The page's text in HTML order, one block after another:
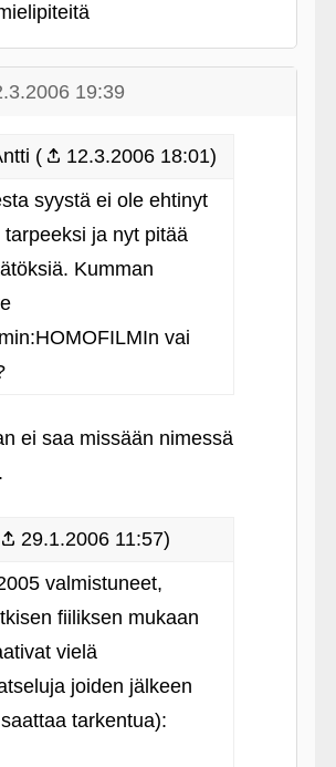
19:39
(
12.3.2006 18:01)
syystä ei ole ehtinyt
tarpeeksi ja nyt pitää
Kumman
vai
ei saa missään nimessä
29.1.2006 11:57)
valmistuneet,
fiiliksen mukaan
vielä
joiden jälkeen
tarkentua):